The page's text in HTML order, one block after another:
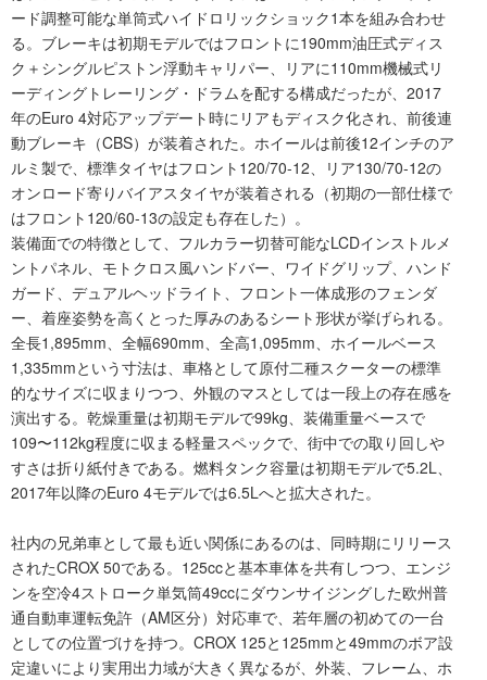
ード調整可能な単筒式ハイドロリックショック1本を組み合わせ
る。ブレーキは初期モデルではフロントに190mm油圧式ディス
ク＋シングルピストン浮動キャリパー、リアに110mm機械式リ
ーディングトレーリング・ドラムを配する構成だったが、2017
年のEuro 4対応アップデート時にリアもディスク化され、前後連
動ブレーキ（CBS）が装着された。ホイールは前後12インチのア
ルミ製で、標準タイヤはフロント120/70-12、リア130/70-12の
オンロード寄りバイアスタイヤが装着される（初期の一部仕様で
はフロント120/60-13の設定も存在した）。
装備面での特徴として、フルカラー切替可能なLCDインストルメ
ントパネル、モトクロス風ハンドバー、ワイドグリップ、ハンド
ガード、デュアルヘッドライト、フロント一体成形のフェンダ
ー、着座姿勢を高くとった厚みのあるシート形状が挙げられる。
全長1,895mm、全幅690mm、全高1,095mm、ホイールベース
1,335mmという寸法は、車格として原付二種スクーターの標準
的なサイズに収まりつつ、外観のマスとしては一段上の存在感を
演出する。乾燥重量は初期モデルで99kg、装備重量ベースで
109〜112kg程度に収まる軽量スペックで、街中での取り回しや
すさは折り紙付きである。燃料タンク容量は初期モデルで5.2L、
2017年以降のEuro 4モデルでは6.5Lへと拡大された。
社内の兄弟車として最も近い関係にあるのは、同時期にリリース
されたCROX 50である。125ccと基本車体を共有しつつ、エンジ
ンを空冷4ストローク単気筒49ccにダウンサイジングした欧州普
通自動車運転免許（AM区分）対応車で、若年層の初めての一台
としての位置づけを持つ。CROX 125と125mmと49mmのボア設
定違いにより実用出力域が大きく異なるが、外装、フレーム、ホ